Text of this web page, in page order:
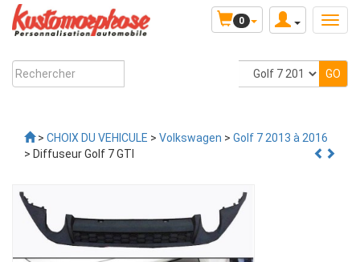
0
> CHOIX DU VEHICULE > Volkswagen > Golf 7 2013 à 2016
> Diffuseur Golf 7 GTI